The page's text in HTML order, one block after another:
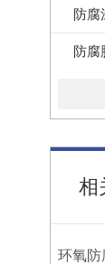
防腐
防腐
相
环氧防